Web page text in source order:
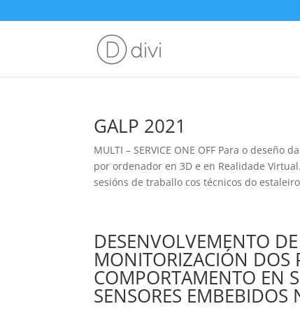
GALP 2021
MULTI – SERVICE ONE OFF Para o
por ordenador en 3D e en Realidade
sesións de traballo cos técnicos do
DESENVOLVEMENTO
MONITORIZACIÓN DOS
COMPORTAMENTO EN
SENSORES